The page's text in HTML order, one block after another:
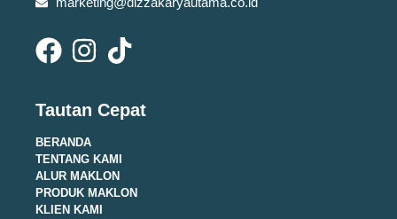
Tautan Cepat
BERANDA
TENTANG KAMI
ALUR MAKLON
PRODUK MAKLON
KLIEN KAMI